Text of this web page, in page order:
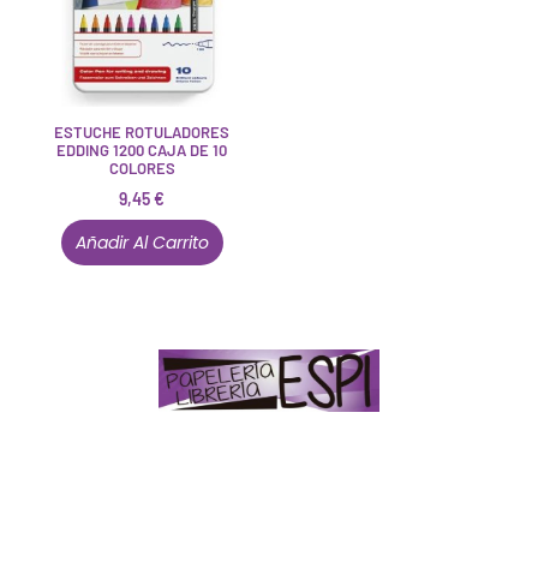
ESTUCHE ROTULADORES
EDDING 1200 CAJA DE 10
COLORES
9,45€
Añadir Al Carrito